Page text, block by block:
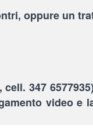
oppure un
347
video